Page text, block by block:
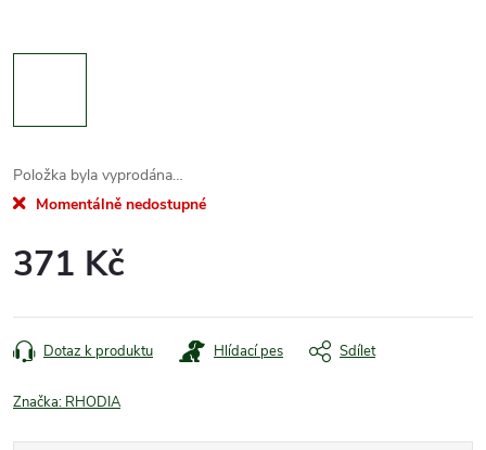
Položka byla vyprodána…
Momentálně nedostupné
371 Kč
cena:
Dotaz k produktu Hlídací pes Sdílet
Značka: RHODIA